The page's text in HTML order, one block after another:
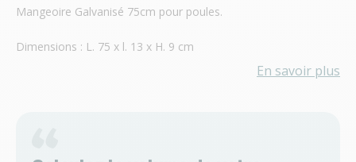
Mangeoire Galvanisé 75cm pour poules.
Dimensions : L. 75 x l. 13 x H. 9 cm
En savoir plus